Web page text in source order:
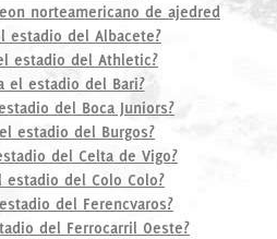
norteamericano de ajedred
estadio del Albacete?
estadio del Athletic?
el estadio del Bari?
del Boca Juniors?
estadio del Burgos?
del Celta de Vigo?
estadio del Colo Colo?
del Ferencvaros?
del Ferrocarril Oeste?